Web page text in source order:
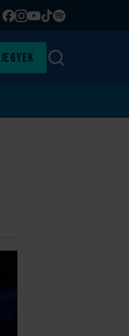
Facebook
Instagram
YouTube
TikTok
Spotify
Jegyek Keresés